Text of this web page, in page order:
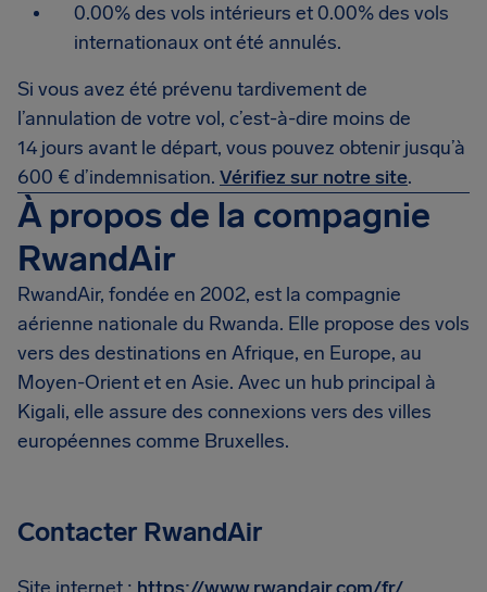
0.00% des vols intérieurs et 0.00% des vols
internationaux ont été annulés.
Si vous avez été prévenu tardivement de
l’annulation de votre vol, c’est-à-dire moins de
14 jours avant le départ, vous pouvez obtenir jusqu’à
600 € d’indemnisation. Vérifiez sur notre site.
À propos de la compagnie
RwandAir
RwandAir, fondée en 2002, est la compagnie
aérienne nationale du Rwanda. Elle propose des vols
vers des destinations en Afrique, en Europe, au
Moyen-Orient et en Asie. Avec un hub principal à
Kigali, elle assure des connexions vers des villes
européennes comme Bruxelles.
Contacter RwandAir